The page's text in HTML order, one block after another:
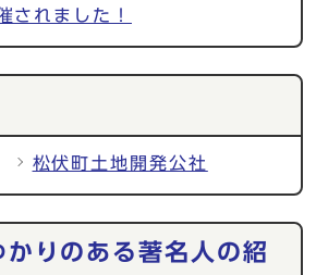
されました！
松伏町土地開発公社
かりのある著名人の紹